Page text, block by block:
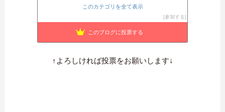
アートは心のごちそう
このカテゴリを全て表示
参加する
このブログに投票する
↑よろしければ投票をお願いします↓